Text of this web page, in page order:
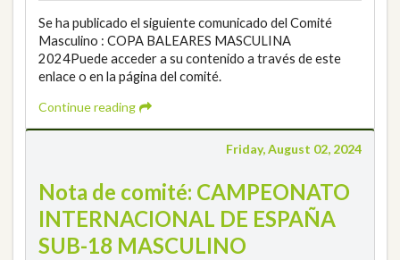
Se ha publicado el siguiente comunicado del Comité
Masculino : COPA BALEARES MASCULINA
2024Puede acceder a su contenido a través de este
enlace o en la página del comité.
Continue reading
Friday, August 02, 2024
Nota de comité: CAMPEONATO
INTERNACIONAL DE ESPAÑA
SUB-18 MASCULINO